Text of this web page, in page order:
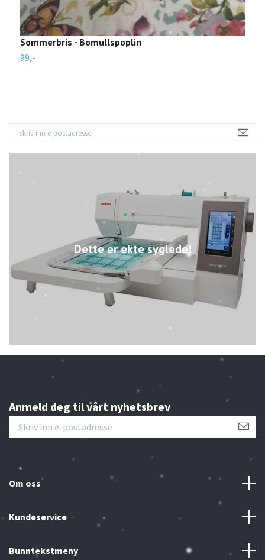
Dette er ekte syglede!
Sommerbris - Bomullspoplin
99,-
Anmeld deg til vårt nyhetsbrev
Om oss
Kundeservice
Bunntekstmeny